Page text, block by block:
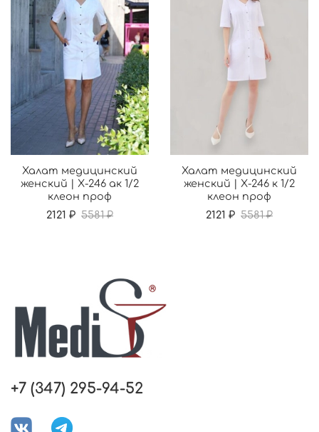
Халат медицинский
женский | Х-246 ак 1/2
клеон проф
2121 ₽ 5581 ₽
Халат медицинский
женский | Х-246 к 1/2
клеон проф
2121 ₽ 5581 ₽
+7 (347) 295-94-52